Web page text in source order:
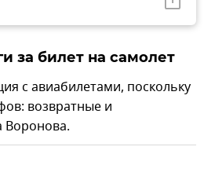
за билет на самолет
с авиабилетами, поскольку
возвратные и
Воронова.